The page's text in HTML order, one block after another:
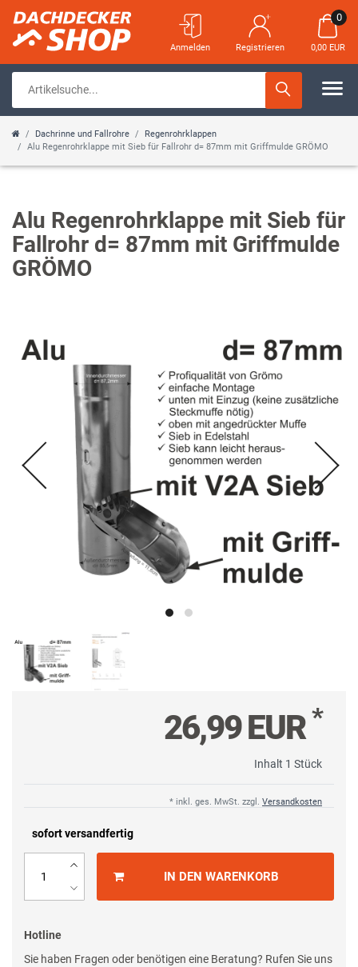
Anmelden Registrieren
0
0,00 EUR
Dachrinne und Fallrohre
Regenrohrklappen
Alu Regenrohrklappe mit Sieb für Fallrohr d= 87mm mit Griffmulde GRÖMO
Alu Regenrohrklappe mit Sieb für
Fallrohr d= 87mm mit Griffmulde
GRÖMO
26,99 EUR*
Inhalt 1 Stück
* inkl. ges. MwSt. zzgl. Versandkosten
sofort versandfertig
IN DEN WARENKORB
Hotline
Sie haben Fragen oder benötigen eine Beratung? Rufen Sie uns